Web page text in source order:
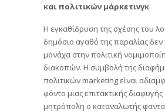
και πολιτικών μάρκετινγκ
Η εγκαθίδρυση της σχέσης του
δημόσιο αγαθό της παραλίας δεν
μονάχα στην πολιτική
διακοπών. Η συμβολή της
πολιτικών marketing είναι
φόντο μιας επιτακτικής
μητρόπολη ο καταναλωτής